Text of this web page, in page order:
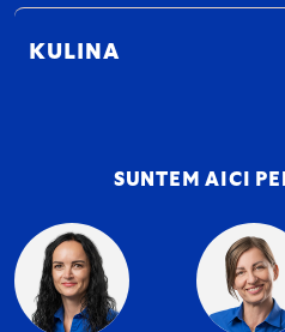
KULINA
SUNTEM AICI